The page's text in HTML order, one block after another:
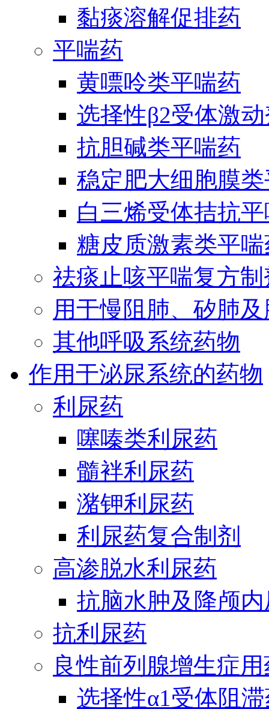
黏痰溶解促排药
平喘药
黄嘌呤类平喘药
选择性β2受体激
抗胆碱类平喘药
稳定肥大细胞膜
白三烯受体拮抗
糖皮质激素类平
祛痰止咳平喘复方制
用于慢阻肺、矽肺
其他呼吸系统药物
作用于泌尿系统的药物
利尿药
噻嗪类利尿药
髓袢利尿药
潴钾利尿药
利尿药复合制剂
高渗脱水利尿药
抗脑水肿及降颅
抗利尿药
良性前列腺增生症
选择性α1受体阻